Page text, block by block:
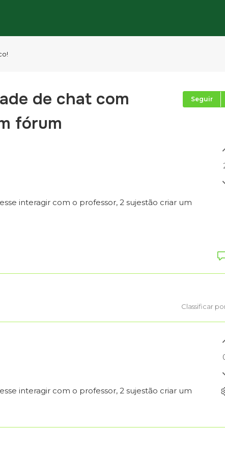
de chat com
fórum
Seguir
interagir com o professor, 2 sujestão criar um
Classificar
interagir com o professor, 2 sujestão criar um